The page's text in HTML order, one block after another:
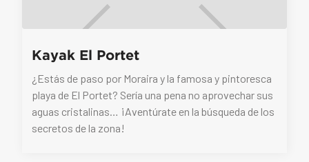
Kayak El Portet
¿Estás de paso por Moraira y la famosa y pintoresca
playa de El Portet? Sería una pena no aprovechar sus
aguas cristalinas… ¡Aventúrate en la búsqueda de los
secretos de la zona!